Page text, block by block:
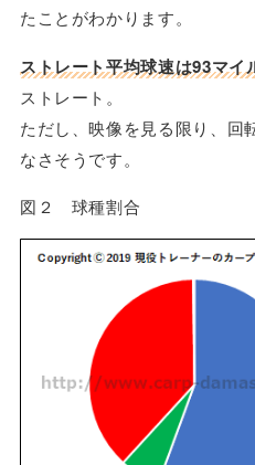
たことがわかります。
ストレート平均球速は93マイ
ストレート。
ただし、映像を見る限り、回
なさそうです。
図２ 球種割合